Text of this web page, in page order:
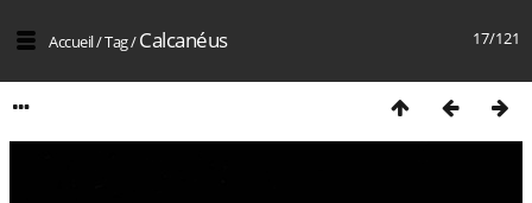
17/121
Accueil/Tag/Calcanéus